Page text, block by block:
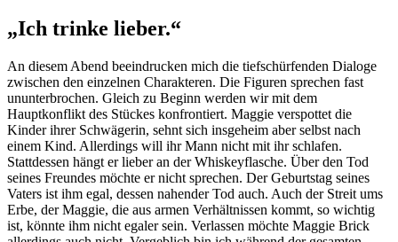
„Ich trinke lieber.“
An diesem Abend beeindrucken mich die tiefschürfenden Dialoge
zwischen den einzelnen Charakteren. Die Figuren sprechen fast
ununterbrochen. Gleich zu Beginn werden wir mit dem
Hauptkonflikt des Stückes konfrontiert. Maggie verspottet die
Kinder ihrer Schwägerin, sehnt sich insgeheim aber selbst nach
einem Kind. Allerdings will ihr Mann nicht mit ihr schlafen.
Stattdessen hängt er lieber an der Whiskeyflasche. Über den Tod
seines Freundes möchte er nicht sprechen. Der Geburtstag seines
Vaters ist ihm egal, dessen nahender Tod auch. Auch der Streit ums
Erbe, der Maggie, die aus armen Verhältnissen kommt, so wichtig
ist, könnte ihm nicht egaler sein. Verlassen möchte Maggie Brick